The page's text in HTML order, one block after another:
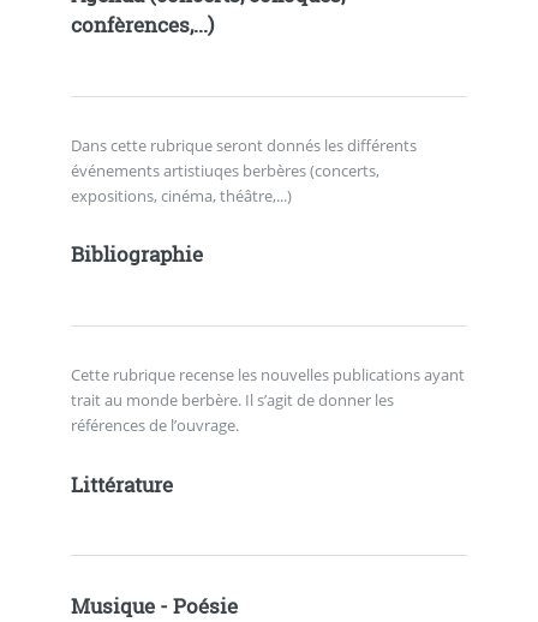
confèrences,...)
Dans cette rubrique seront donnés les différents
événements artistiuqes berbères (concerts,
expositions, cinéma, théâtre,...)
Bibliographie
Cette rubrique recense les nouvelles publications ayant
trait au monde berbère. Il s’agit de donner les
références de l’ouvrage.
Littérature
Musique - Poésie